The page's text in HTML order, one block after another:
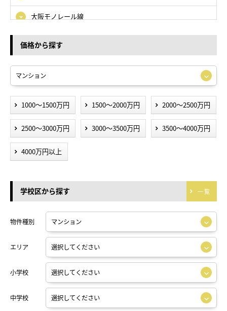
大阪モノレール線
北大阪急行電鉄
価格から探す
1000～1500万円 1500～2000万円 2000～2500万円
2500～3000万円 3000～3500万円 3500～4000万円
4000万円以上
学校区から探す 一覧
物件種別
エリア
小学校
中学校